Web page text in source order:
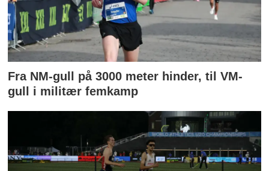
Fra NM-gull på 3000 meter hinder, til VM-
gull i militær femkamp